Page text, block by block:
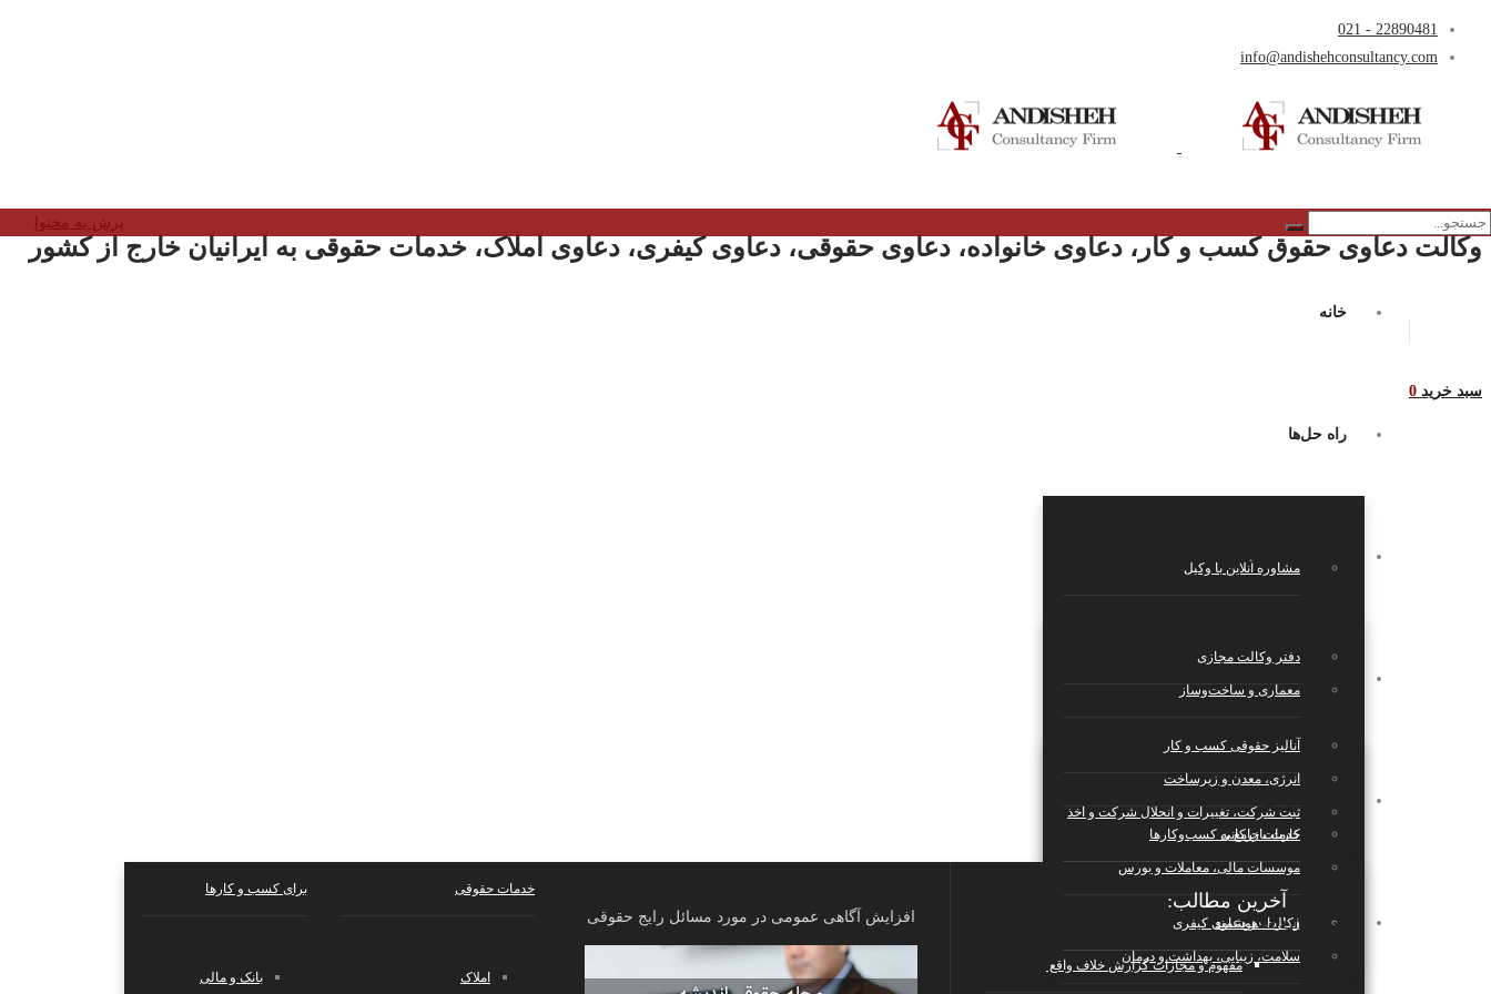
22890481 - 021
info@andishehconsultancy.com
وکالت دعاوی حقوق کسب و کار، دعاوی خانواده، دعاوی حقوقی، دعاوی کیفری، دعاوی املاک، خدمات حقوقی به ایرانیان خارج از کشور
سبد خرید 0
پرش به محتوا
خانه
راه حل‌ها
مشاوره آنلاین با وکیل
دفتر وکالت مجازی
آنالیز حقوقی کسب و کار
خدمات جامع به کسب‌وکارها
قرارداد هوشمند
پکیج‌های حقوقی
معماری و ساخت‌وساز
انرژی، معدن و زیرساخت
موسسات مالی، معاملات و بورس
سلامت، زیبایی، بهداشت و درمان
ثبت شرکت، تغییرات و انحلال شرکت و اخذ
کارت بازرکانی
وکالت در دعاوی کیفری
برای کسب و کارها
بانک و مالی
خدمات حقوقی
املاک
افزایش آگاهی عمومی در مورد مسائل رایج حقوقی
آخرین مطالب:
مفهوم و مجازات گزارش خلاف واقع
بانک قراردادها